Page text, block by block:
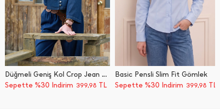
Düğmeli Geniş Kol Crop Jean Gömlek
Sepette %30 İndirim 399,98 TL
Basic Pensli Slim Fit Gömlek
Sepette %30 İndirim 399,98 TL